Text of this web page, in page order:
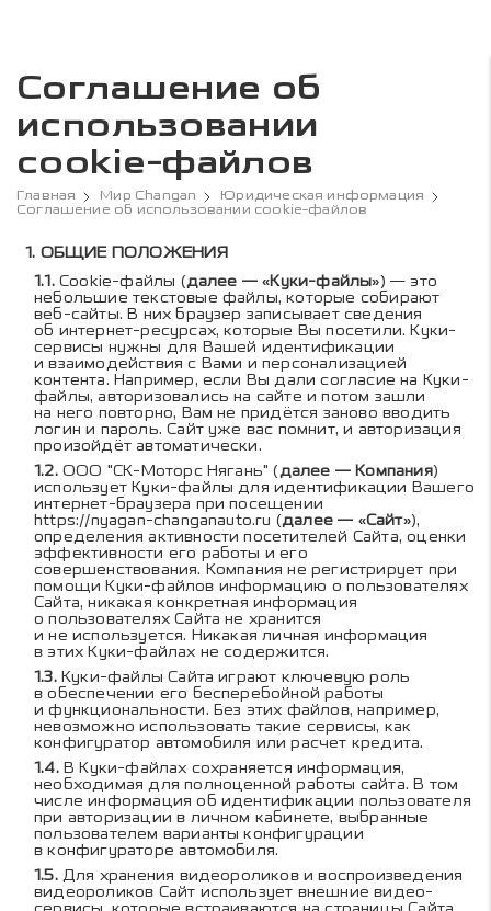
Соглашение об
использовании
cookie-файлов
Главная Мир Changan
Юридическая информация
Соглашение об использовании cookie-файлов
Содержание
ОБЩИЕ ПОЛОЖЕНИЯ
Cookie-файлы (далее — «Куки-файлы») — это
небольшие текстовые файлы, которые собирают
веб-сайты. В них браузер записывает сведения
об интернет-ресурсах, которые Вы посетили. Куки-
сервисы нужны для Вашей идентификации
и взаимодействия с Вами и персонализацией
контента. Например, если Вы дали согласие на Куки-
файлы, авторизовались на сайте и потом зашли
на него повторно, Вам не придётся заново вводить
логин и пароль. Сайт уже вас помнит, и авторизация
произойдёт автоматически.
ООО "СК-Моторс Нягань" (далее — Компания)
использует Куки-файлы для идентификации Вашего
интернет-браузера при посещении
https://nyagan-changanauto.ru (далее — «Сайт»),
определения активности посетителей Сайта, оценки
эффективности его работы и его
совершенствования. Компания не регистрирует при
помощи Куки-файлов информацию о пользователях
Сайта, никакая конкретная информация
о пользователях Сайта не хранится
и не используется. Никакая личная информация
в этих Куки-файлах не содержится.
Куки-файлы Сайта играют ключевую роль
в обеспечении его бесперебойной работы
и функциональности. Без этих файлов, например,
невозможно использовать такие сервисы, как
конфигуратор автомобиля или расчет кредита.
В Куки-файлах сохраняется информация,
необходимая для полноценной работы сайта. В том
числе информация об идентификации пользователя
при авторизации в личном кабинете, выбранные
пользователем варианты конфигурации
в конфигураторе автомобиля.
Для хранения видеороликов и воспроизведения
видеороликов Сайт использует внешние видео-